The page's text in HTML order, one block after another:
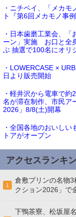
・ニチベイ、「メカ
ト『第6回メカモノ事
・日本歯磨工業会、
ーン」実施 お口と全
ぶ 抽選で100名にオリ
・LOWERCASE ×
日より販売開始
・軽井沢から電車で
名が滞在制作、市民ア
2026」8/8(土)開幕
・全国各地のおいし
トアがオープン
アクセスランキ
1
倉敷プリンの名物
クション2026」で
下鴨茶寮、松坂屋